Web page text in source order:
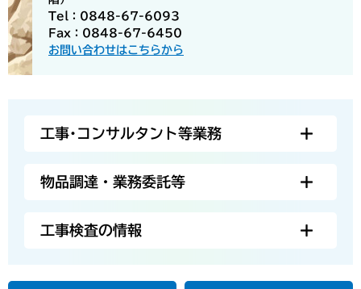
Tel：0848-67-6093
Fax：0848-67-6450
お問い合わせはこちらから
工事･コンサルタント等業務
物品調達・業務委託等
工事検査の情報